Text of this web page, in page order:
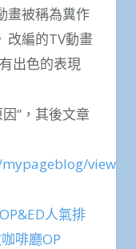
畫被稱為糞作
改編的TV動畫
出色的表現
”，其後文章
view/
人氣排
啡廳OP